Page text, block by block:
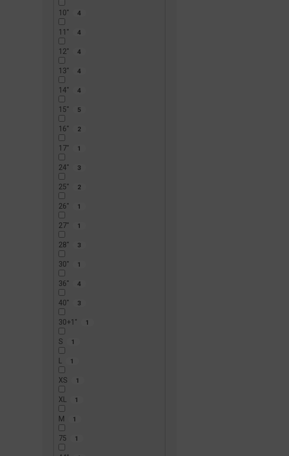
10" 4
11" 4
12" 4
13" 4
14" 4
15" 5
16" 2
17" 1
24" 3
25" 2
26" 1
27" 1
28" 3
30" 1
36" 4
40" 3
30+1" 1
S 1
1
XS 1
XL 1
M 1
75 1